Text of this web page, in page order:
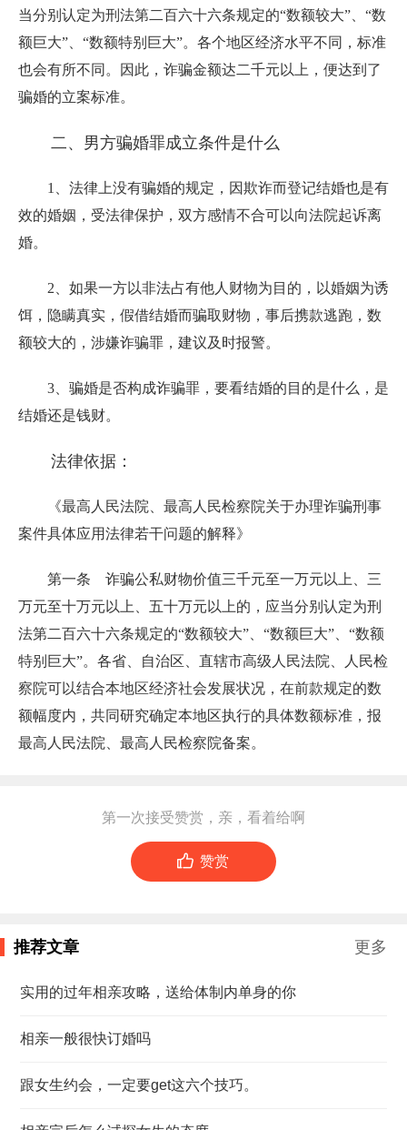
当分别认定为刑法第二百六十六条规定的“数额较大”、“数
额巨大”、“数额特别巨大”。各个地区经济水平不同，标准
也会有所不同。因此，诈骗金额达二千元以上，便达到了
骗婚的立案标准。
二、男方骗婚罪成立条件是什么
1、法律上没有骗婚的规定，因欺诈而登记结婚也是有
效的婚姻，受法律保护，双方感情不合可以向法院起诉离
婚。
2、如果一方以非法占有他人财物为目的，以婚姻为诱
饵，隐瞒真实，假借结婚而骗取财物，事后携款逃跑，数
额较大的，涉嫌诈骗罪，建议及时报警。
3、骗婚是否构成诈骗罪，要看结婚的目的是什么，是
结婚还是钱财。
法律依据：
《最高人民法院、最高人民检察院关于办理诈骗刑事
案件具体应用法律若干问题的解释》
第一条 诈骗公私财物价值三千元至一万元以上、三
万元至十万元以上、五十万元以上的，应当分别认定为刑
法第二百六十六条规定的“数额较大”、“数额巨大”、“数额
特别巨大”。各省、自治区、直辖市高级人民法院、人民检
察院可以结合本地区经济社会发展状况，在前款规定的数
额幅度内，共同研究确定本地区执行的具体数额标准，报
最高人民法院、最高人民检察院备案。
第一次接受赞赏，亲，看着给啊
 赞赏
推荐文章 更多
实用的过年相亲攻略，送给体制内单身的你
相亲一般很快订婚吗
跟女生约会，一定要get这六个技巧。